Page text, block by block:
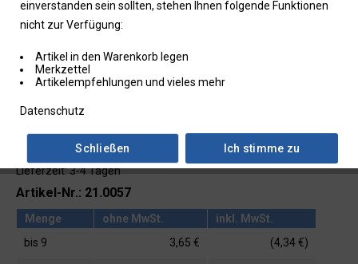
Lieferzeit: 3-4 Tagen
Artikel-Nr.: 21.0057
Menge ohne MwSt.
inkl. MwSt.
bis 9 3,65 € (4,34 €)
einverstanden sein sollten, stehen Ihnen folgende Funktionen
nicht zur Verfügung:
Artikel in den Warenkorb legen
Merkzettel
Artikelempfehlungen und vieles mehr
Datenschutz
Ich stimme zu
Schließen